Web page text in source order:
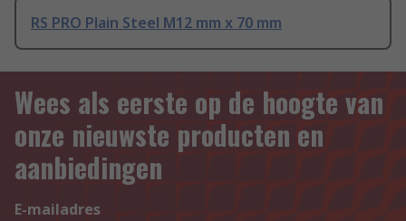
RS PRO Plain Steel M12 mm x 70 mm
Wees als eerste op de hoogte van
onze nieuwste producten en
aanbiedingen
E-mailadres